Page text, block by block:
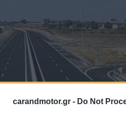
carandmotor.gr - Do Not